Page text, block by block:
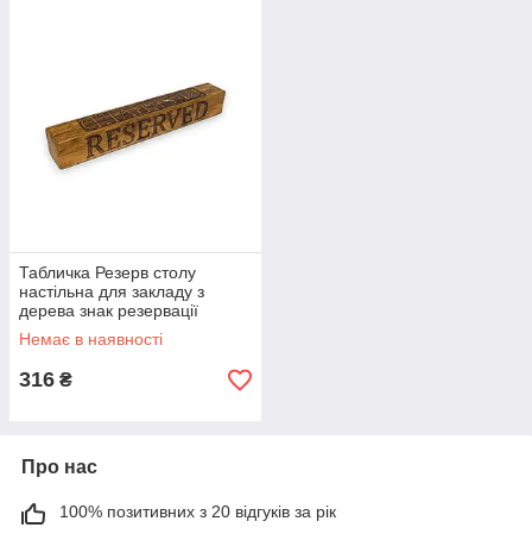
Табличка Резерв столу
настільна для закладу з
дерева знак резервації
«Брус»
Немає в наявності
316 ₴
Про нас
100% позитивних з 20 відгуків за рік